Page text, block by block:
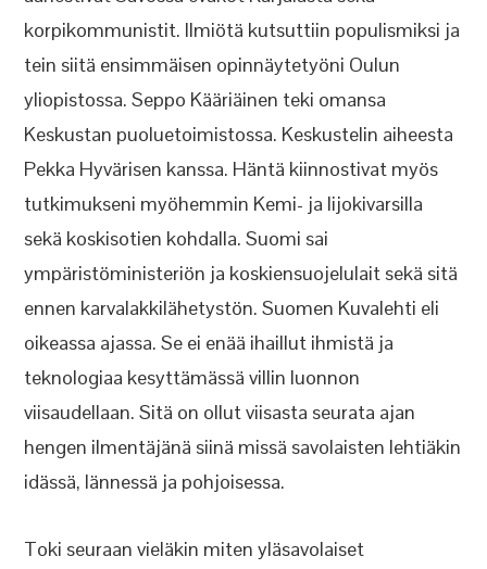
korpikommunistit. Ilmiötä kutsuttiin populismiksi ja
tein siitä ensimmäisen opinnäytetyöni Oulun
yliopistossa. Seppo Kääriäinen teki omansa
Keskustan puoluetoimistossa. Keskustelin aiheesta
Pekka Hyvärisen kanssa. Häntä kiinnostivat myös
tutkimukseni myöhemmin Kemi- ja Iijokivarsilla
sekä koskisotien kohdalla. Suomi sai
ympäristöministeriön ja koskiensuojelulait sekä sitä
ennen karvalakkilähetystön. Suomen Kuvalehti eli
oikeassa ajassa. Se ei enää ihaillut ihmistä ja
teknologiaa kesyttämässä villin luonnon
viisaudellaan. Sitä on ollut viisasta seurata ajan
hengen ilmentäjänä siinä missä savolaisten lehtiäkin
idässä, lännessä ja pohjoisessa.
Toki seuraan vieläkin miten yläsavolaiset